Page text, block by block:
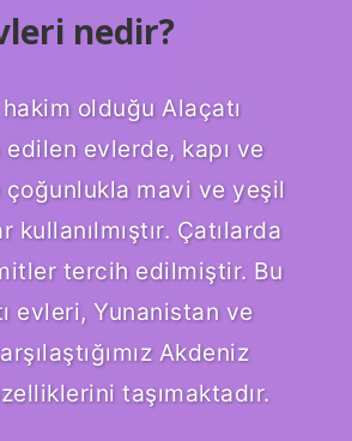
nedir?
olduğu Alaçatı
edilen evlerde, kapı ve
mavi ve yeşil
kullanılmıştır. Çatılarda
tercih edilmiştir. Bu
evleri, Yunanistan ve
Akdeniz
taşımaktadır.